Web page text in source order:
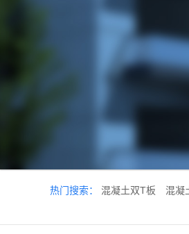
热门搜索： 混凝土双T板 混凝